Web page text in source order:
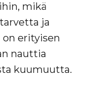
mikä
ja
on erityisen
nauttia
kuumuutta.